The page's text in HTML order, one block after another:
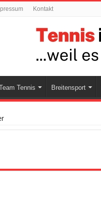
Kontakt
Tennis Breitensport